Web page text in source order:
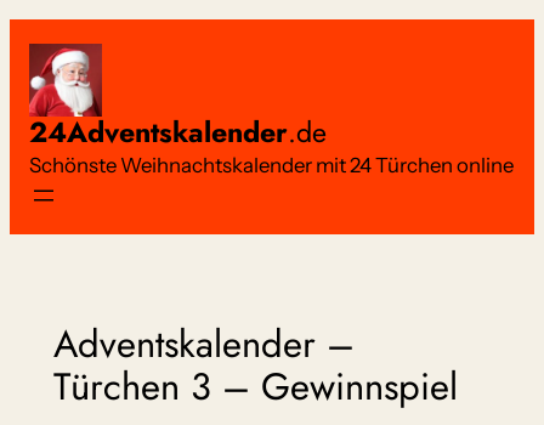
Inhalt
springen
24Adventskalender.de
Schönste Weihnachtskalender mit 24 Türchen online
Adventskalender –
Türchen 3 – Gewinnspiel